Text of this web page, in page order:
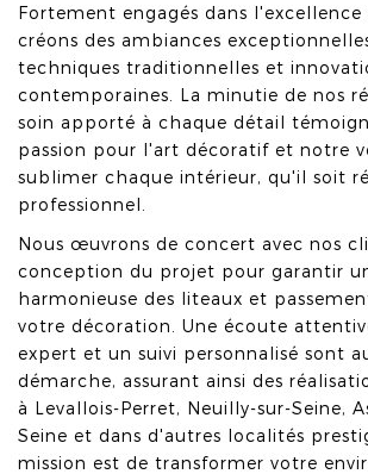
Fortement engagés dans l'excellence
créons des ambiances
techniques traditionnelles et
contemporaines. La minutie de nos
soin apporté à chaque détail
passion pour l'art décoratif et notre
sublimer chaque intérieur, qu'il soit
professionnel.
Nous œuvrons de concert avec nos
conception du projet pour garantir
harmonieuse des liteaux et
votre décoration. Une écoute
expert et un suivi personnalisé sont
démarche, assurant ainsi des
à Levallois-Perret, Neuilly-sur-Seine,
Seine et dans d'autres localités
mission est de transformer votre